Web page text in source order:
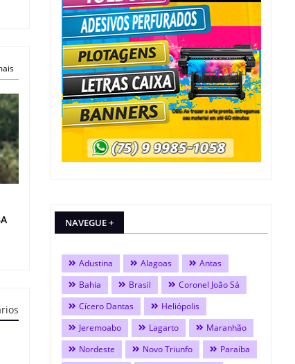
NAVEGUE +
Adustina Alagoas
Antas
Bahia
Brasil
Coronel João Sá
Cícero Dantas
Heliópolis
Jeremoabo
Lagarto
Maranhão
Nordeste
Novo Triunfo
Paraíba